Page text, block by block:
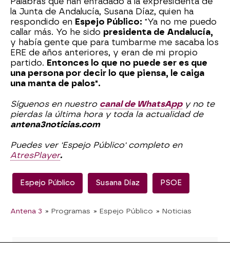
la Junta de Andalucía, Susana Díaz, quien ha
respondido en Espejo Público: "Ya no me puedo
callar más. Yo he sido presidenta de Andalucía,
y había gente que para tumbarme me sacaba los
ERE de años anteriores, y eran de mi propio
partido. Entonces lo que no puede ser es que
una persona por decir lo que piensa, le caiga
una manta de palos".
Síguenos en nuestro canal de WhatsAppy no te
pierdas la última hora y toda la actualidad de
antena3noticias.com
Puedes ver 'Espejo Público' completo en
AtresPlayer.
Espejo Público Susana Díaz PSOE
Antena 3 » Programas » Espejo Público » Noticias